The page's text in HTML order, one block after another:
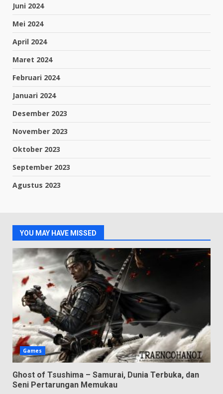
Juni 2024
Mei 2024
April 2024
Maret 2024
Februari 2024
Januari 2024
Desember 2023
November 2023
Oktober 2023
September 2023
Agustus 2023
YOU MAY HAVE MISSED
Games
Ghost of Tsushima – Samurai, Dunia Terbuka, dan
Seni Pertarungan Memukau